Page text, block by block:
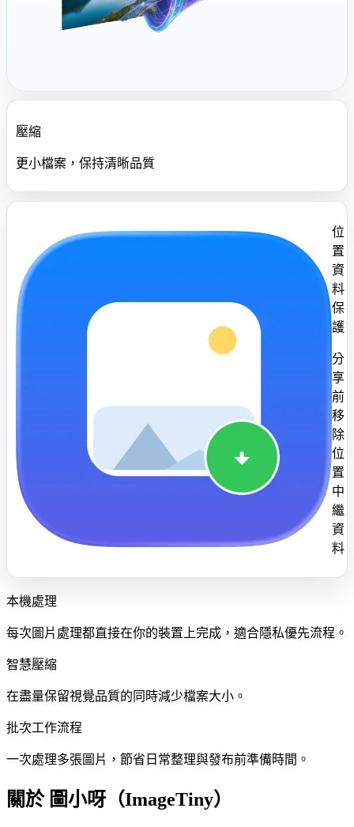
壓縮
更小檔案，保持清晰品質
位
置
資
料
保
護
分
享
前
移
除
位
置
中
繼
資
料
本機處理
每次圖片處理都直接在你的裝置上完成，適合隱私優先流程。
智慧壓縮
在盡量保留視覺品質的同時減少檔案大小。
批次工作流程
一次處理多張圖片，節省日常整理與發布前準備時間。
關於 圖小呀（ImageTiny）